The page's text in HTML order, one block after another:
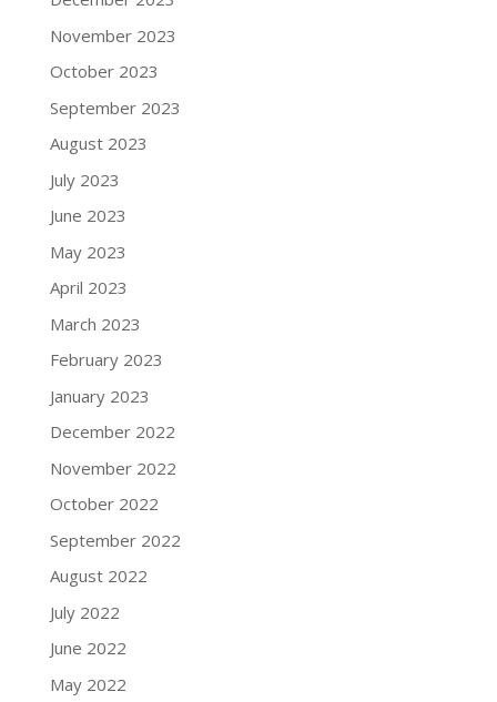
November 2023
October 2023
September 2023
August 2023
July 2023
June 2023
May 2023
April 2023
March 2023
February 2023
January 2023
December 2022
November 2022
October 2022
September 2022
August 2022
July 2022
June 2022
May 2022